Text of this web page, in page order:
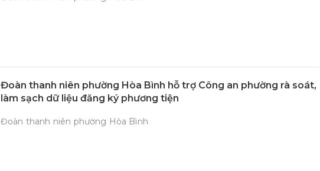
Đoàn thanh niên phường Hòa Bình hỗ trợ Công an phường rà soát,
làm sạch dữ liệu đăng ký phương tiện
Đoàn thanh niên phường Hòa Bình